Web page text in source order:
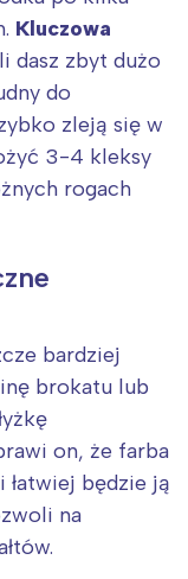
Kluczowa
dasz zbyt dużo
do
zleją się w
3-4 kleksy
rogach
bardziej
brokatu lub
on, że farba
łatwiej będzie ją
na